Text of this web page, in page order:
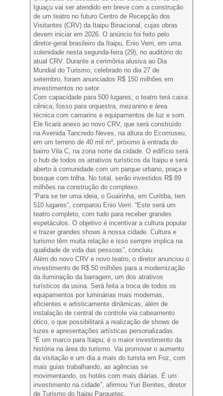
Iguaçu vai ser atendido em breve com a construção
de um teatro no futuro Centro de Recepção dos
Visitantes (CRV) da Itaipu Binacional, cujas obras
devem iniciar em 2026. O anúncio foi feito pelo
diretor-geral brasileiro da Itaipu, Enio Verri, em uma
solenidade nesta segunda-feira (29), no auditório do
atual CRV. Durante a cerimônia alusiva ao Dia
Mundial do Turismo, celebrado no dia 27 de
setembro, foram anunciados R$ 150 milhões em
investimentos no setor.
Com capacidade para 500 lugares, o teatro terá caixa
cênica, fosso para orquestra, mezanino e área
técnica com camarins e equipamentos de luz e som.
Ele ficará anexo ao novo CRV, que será construído
na Avenida Tancredo Neves, na altura do Ecomuseu,
em um terreno de 40 mil m², próximo à entrada do
bairro Vila C, na zona norte da cidade. O edifício será
o hub de todos os atrativos turísticos da Itaipu e será
aberto à comunidade com um parque urbano, praça e
bosque com trilha. No total, serão investidos R$ 89
milhões na construção do complexo.
“Para se ter uma ideia, o Guairinha, em Curitiba, tem
510 lugares”, comparou Enio Verri. “Este será um
teatro completo, com tudo para receber grandes
espetáculos. O objetivo é incentivar a cultura popular
e trazer grandes shows à nossa cidade. Cultura e
turismo têm muita relação e isso sempre implica na
qualidade de vida das pessoas”, concluiu.
Além do novo CRV e novo teatro, o diretor anunciou o
investimento de R$ 50 milhões para a modernização
da iluminação da barragem, um dos atrativos
turísticos da usina. Será feita a troca de todos os
equipamentos por luminárias mais modernas,
eficientes e artisticamente dinâmicas, além de
instalação de central de controle via cabeamento
ótico, o que possibilitará a realização de shows de
luzes e apresentações artísticas personalizadas.
“É um marco para Itaipu; é o maior investimento da
história na área do turismo. Vai promover o aumento
da visitação e um dia a mais do turista em Foz, com
mais guias trabalhando, as agências se
movimentando, os hotéis com mais diárias. É um
investimento na cidade”, afirmou Yuri Benites, diretor
de Turismo do Itaipu Parquetec.